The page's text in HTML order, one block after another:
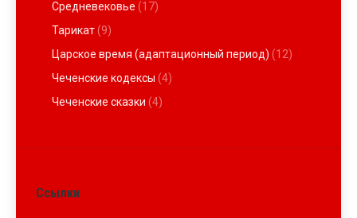
Средневековье (17)
Тарикат(9)
Царское время (адаптационный период) (12)
Чеченские кодексы (4)
Чеченские сказки (4)
Ссылки